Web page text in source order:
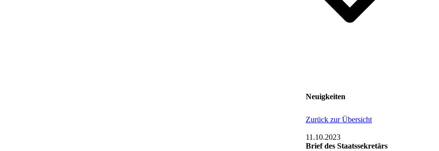
Neuigkeiten
Zurück zur Übersicht
11.10.2023
Brief des Staatssekretärs